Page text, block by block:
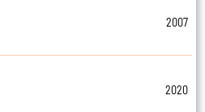
2007
2020